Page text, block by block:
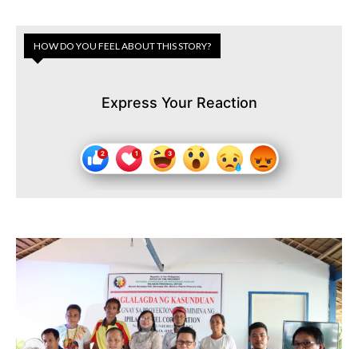
HOW DO YOU FEEL ABOUT THIS STORY?
Express Your Reaction